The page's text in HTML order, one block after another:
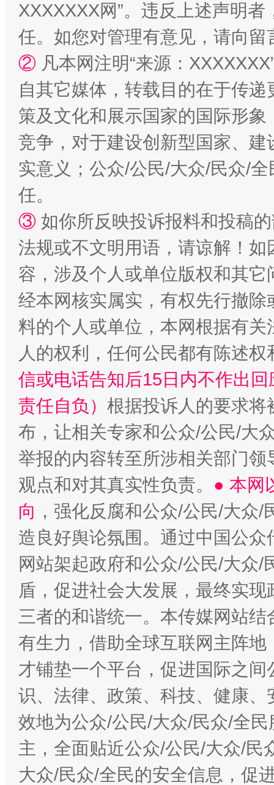
漫山遍野的桃花与雪山、麦地、白藏房 除
XXXXXXX网”。违反上述声明
任。如您对管理有意见，请向
② 凡本网注明“来源：
自其它媒体，转载目的在于传
策及文化和展示国家的国际形
竞争，对于建设创新型国家、
实意义；公众/公民/大众/民众/
任。
③ 如你所反映投诉报料和投稿
法规或不文明用语，请谅解！
容，涉及个人或单位版权和其它
经本网核实属实，有权先行撤
料的个人或单位，本网根据有
人的权利，任何公民都有陈述
信或电话告知后15日内不作出
责任自负） 根据投诉人的要求将
布，让相关专家和公众/公民/大
举报的内容转至所涉相关部门
观点和对其真实性负责。 ● 本网
向 ，强化反腐和公众/公民/大众
造良好舆论氛围。通过中国公
网站架起政府和公众/公民/大众
盾，促进社会大发展，最终实
三者的和谐统一。本传媒网站
有生力，借助全球互联网主阵
才铺垫一个平台，促进国际之
识、法律、政策、科技、健康
效地为公众/公民/大众/民众/全
主，全面贴近公众/公民/大众/民
大众/民众/全民的安全信息，促